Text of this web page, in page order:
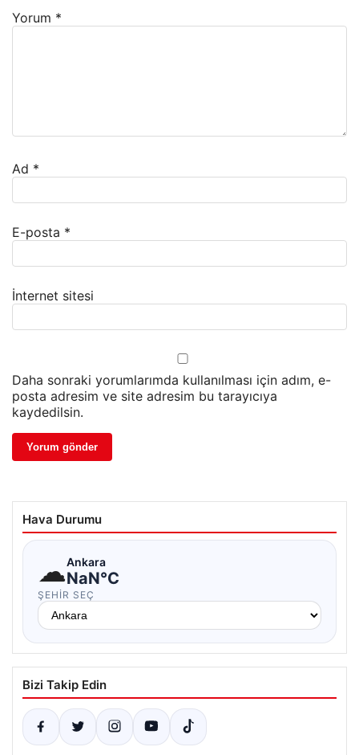
Yorum *
Ad *
E-posta *
İnternet sitesi
Daha sonraki yorumlarımda kullanılması için adım, e-
posta adresim ve site adresim bu tarayıcıya
kaydedilsin.
Hava Durumu
☁Ankara
NaN°C
ŞEHIR SEÇ
Bizi Takip Edin